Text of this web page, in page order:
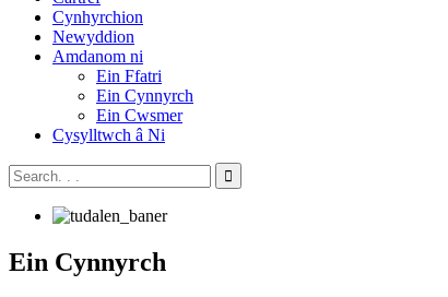
Cynhyrchion
Newyddion
Amdanom ni
Ein Ffatri
Ein Cynnyrch
Ein Cwsmer
Cysylltwch â Ni
Ein Cynnyrch